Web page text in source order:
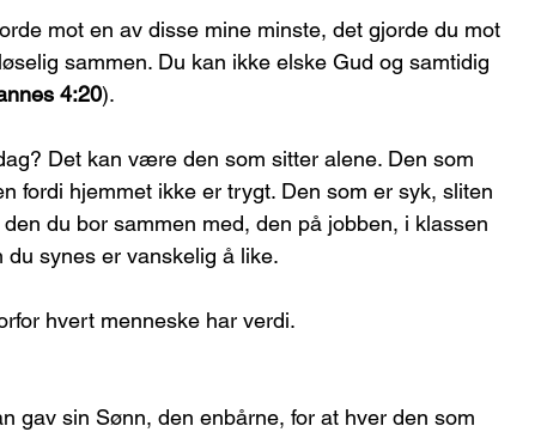
mot en av disse mine minste, det gjorde du mot
sammen. Du kan ikke elske Gud og samtidig
4:20).
Det kan være den som sitter alene. Den som
fordi hjemmet ikke er trygt. Den som er syk, sliten
du bor sammen med, den på jobben, i klassen
synes er vanskelig å like.
hvert menneske har verdi.
gav sin Sønn, den enbårne, for at hver den som